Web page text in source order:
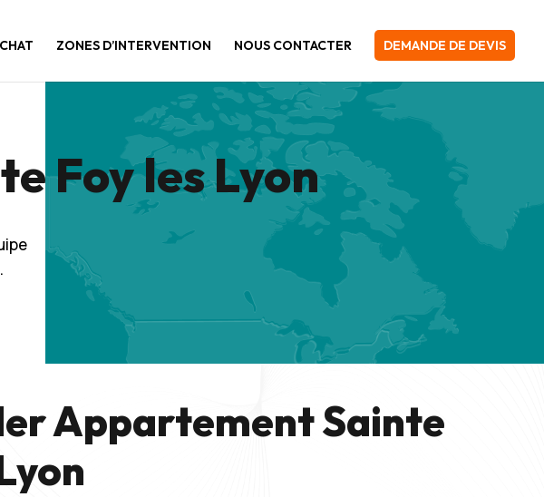
ZONES D’INTERVENTION NOUS CONTACTER DEMANDE DE DEVIS
Foy les Lyon
Appartement Sainte